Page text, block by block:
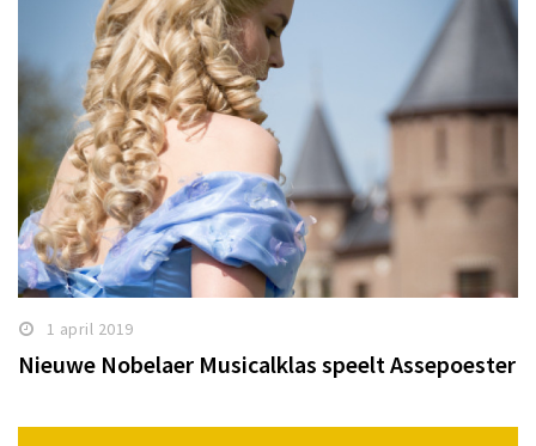
1 april 2019
Nieuwe Nobelaer Musicalklas speelt Assepoester